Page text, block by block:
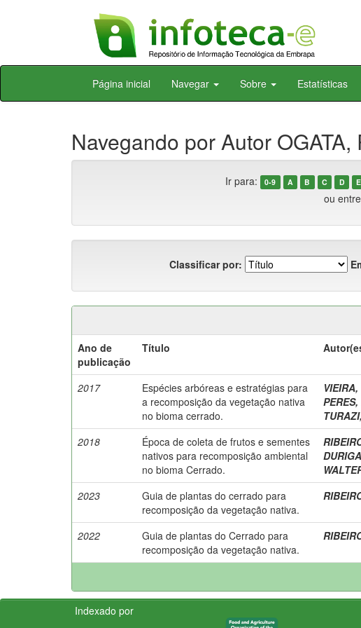
Skip
Página inicial Navegar Sobre Estatísticas
Navegando por Autor OGATA,
Ir para: 0-9 A B C D E
ou
Classificar por:
Ano de
publicação
Título
2017
Espécies arbóreas e estratégias para
a recomposição da vegetação nativa
no bioma cerrado.
2018
Época de coleta de frutos e sementes
nativos para recomposição ambiental
no bioma Cerrado.
2023
Guia de plantas do cerrado para
recomposição da vegetação nativa.
2022
Guia de plantas do Cerrado para
recomposição da vegetação nativa.
Indexado por